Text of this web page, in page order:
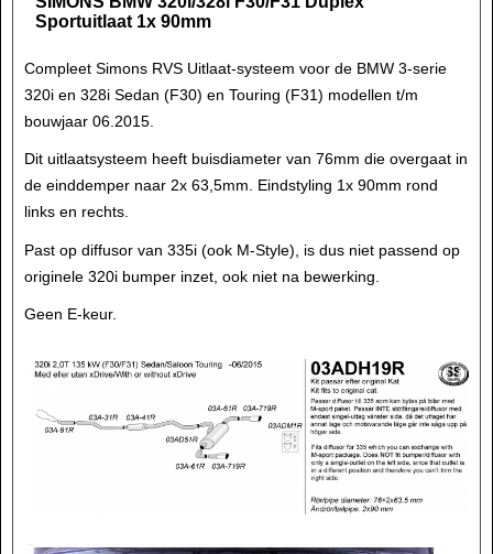
Sportuitlaat 1x 90mm
Compleet Simons RVS Uitlaat-systeem voor de BMW 3-serie
320i en 328i Sedan (F30) en Touring (F31) modellen t/m
bouwjaar 06.2015.
Dit uitlaatsysteem heeft buisdiameter van 76mm die overgaat in
de einddemper naar 2x 63,5mm. Eindstyling 1x 90mm rond
links en rechts.
Past op diffusor van 335i (ook M-Style), is dus niet passend op
originele 320i bumper inzet, ook niet na bewerking.
Geen E-keur.